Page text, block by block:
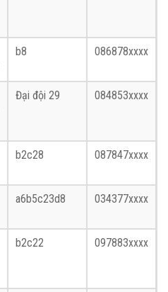
b8 086878xxxx
Đại đội 29 084853xxxx
b2c28 087847xxxx
a6b5c23d8 034377xxxx
b2c22 097883xxxx